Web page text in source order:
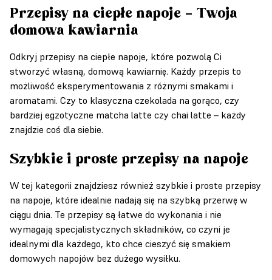
Przepisy na ciepłe napoje – Twoja
domowa kawiarnia
Odkryj przepisy na ciepłe napoje, które pozwolą Ci
stworzyć własną, domową kawiarnię. Każdy przepis to
możliwość eksperymentowania z różnymi smakami i
aromatami. Czy to klasyczna czekolada na gorąco, czy
bardziej egzotyczne matcha latte czy chai latte – każdy
znajdzie coś dla siebie.
Szybkie i proste przepisy na napoje
W tej kategorii znajdziesz również szybkie i proste przepisy
na napoje, które idealnie nadają się na szybką przerwę w
ciągu dnia. Te przepisy są łatwe do wykonania i nie
wymagają specjalistycznych składników, co czyni je
idealnymi dla każdego, kto chce cieszyć się smakiem
domowych napojów bez dużego wysiłku.